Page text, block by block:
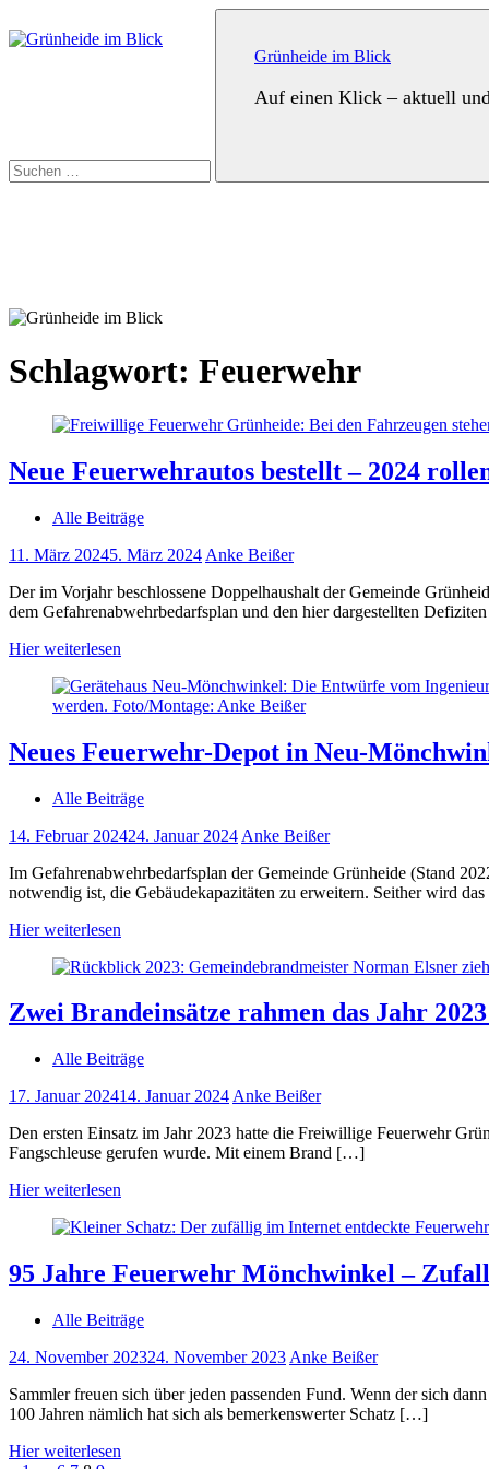
Inhalt
Grünheide im Blick
Auf einen Klick – aktuell
nach:
Suchen
Schlagwort: Feuerwehr
Neue Feuerwehrautos bestellt – 2024
Alle Beiträge
11. März 20245. März 2024 Anke Beißer
Der im Vorjahr beschlossene Doppelhaushalt der Gemeinde
dem Gefahrenabwehrbedarfsplan und den hier dargestellten
Hier weiterlesen
Neues Feuerwehr-Depot in Neu-
Alle Beiträge
14. Februar 202424. Januar 2024 Anke Beißer
Im Gefahrenabwehrbedarfsplan der Gemeinde Grünheide (Stand
notwendig ist, die Gebäudekapazitäten zu erweitern. Seither wird
Hier weiterlesen
Zwei Brandeinsätze rahmen das Jahr
Alle Beiträge
17. Januar 202414. Januar 2024 Anke Beißer
Den ersten Einsatz im Jahr 2023 hatte die Freiwillige Feuerwehr
Fangschleuse gerufen wurde. Mit einem Brand […]
Hier weiterlesen
95 Jahre Feuerwehr Mönchwinkel –
Alle Beiträge
24. November 202324. November 2023 Anke Beißer
Sammler freuen sich über jeden passenden Fund. Wenn der sich
100 Jahren nämlich hat sich als bemerkenswerter Schatz […]
Hier weiterlesen